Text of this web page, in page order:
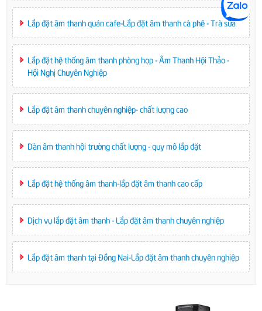
Lắp đặt âm thanh quán cafe-Lắp đặt âm thanh cà phê - Trà sữa
Lắp đặt hệ thống âm thanh phòng họp - Âm Thanh Hội Thảo -
Hội Nghị Chuyên Nghiệp
Lắp đặt âm thanh chuyên nghiệp- chất lượng cao
Dàn âm thanh hội trường chất lượng - quy mô lắp đặt
Lắp đặt hệ thống âm thanh-lắp đặt âm thanh cao cấp
Dịch vụ lắp đặt âm thanh - Lắp đặt âm thanh chuyên nghiệp
Lắp đặt âm thanh tại Đồng Nai-Lắp đặt âm thanh chuyên nghiệp